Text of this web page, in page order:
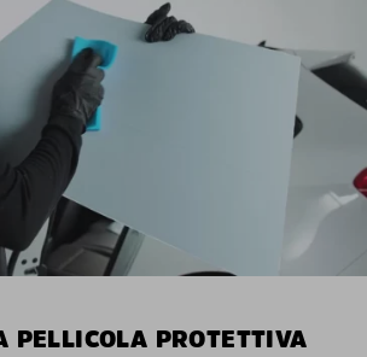
PELLICOLA PROTETTIVA